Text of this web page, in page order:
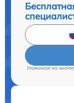
Нажимая на